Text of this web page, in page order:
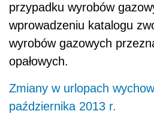
przypadku wyrobów
wprowadzeniu katalogu
wyrobów gazowych
opałowych.
Zmiany w urlopach
października 2013 r.